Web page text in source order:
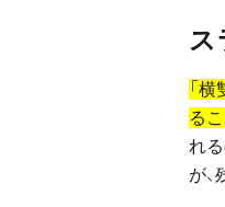
ス
「
る
れ
が